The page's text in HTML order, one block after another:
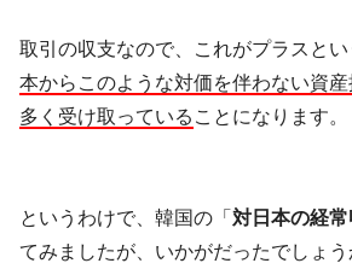
取引の収支なので、これがプラスとい
本からこのような対価を伴わない資産
多く受け取っている ことになります。
というわけで、韓国の「 対日本の経
てみましたが、いかがだったでしょ